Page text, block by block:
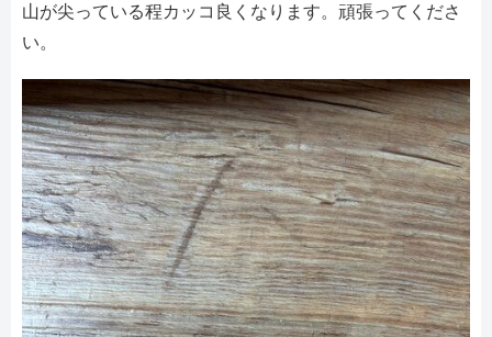
山が尖っている程カッコ良くなります。頑張ってくださ
い。